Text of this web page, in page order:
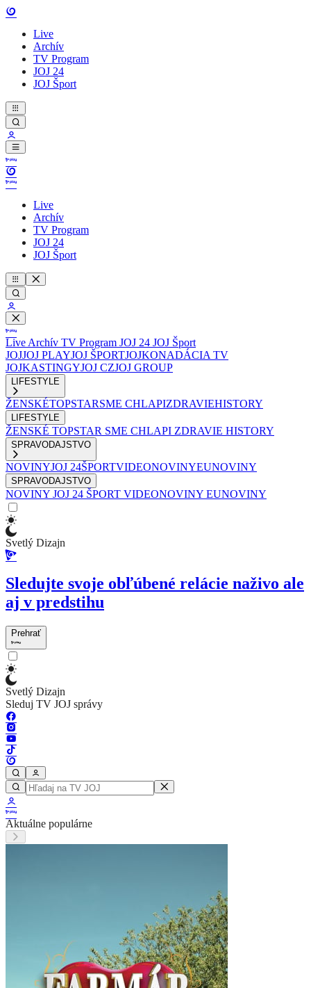
Live
Archív
TV Program
JOJ 24
JOJ Šport
Live
Archív
TV Program
JOJ 24
JOJ Šport
Live Archív TV Program JOJ 24 JOJ Šport
JOJJOJ PLAYJOJ ŠPORTJOJKONADÁCIA TV
JOJKASTINGYJOJ CZJOJ GROUP
LIFESTYLE
ŽENSKÉTOPSTARSME CHLAPIZDRAVIEHISTORY
LIFESTYLE
ŽENSKÉ TOPSTAR SME CHLAPI ZDRAVIE HISTORY
SPRAVODAJSTVO
NOVINYJOJ 24ŠPORTVIDEONOVINYEUNOVINY
SPRAVODAJSTVO
NOVINY JOJ 24 ŠPORT VIDEONOVINY EUNOVINY
Svetlý Dizajn
Sledujte svoje obľúbené relácie naživo ale
aj v predstihu
Prehrať
Svetlý Dizajn
Sleduj TV JOJ správy
Aktuálne populárne